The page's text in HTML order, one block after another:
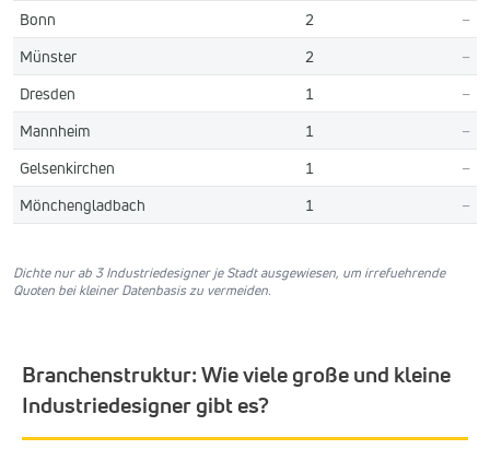
Bonn
2
–
Münster
2
–
Dresden
1
–
Mannheim
1
–
Gelsenkirchen
1
–
Mönchengladbach
1 –
Dichte nur ab 3 Industriedesigner je Stadt ausgewiesen, um irrefuehrende
Quoten bei kleiner Datenbasis zu vermeiden.
Branchenstruktur: Wie viele große und kleine
Industriedesigner gibt es?